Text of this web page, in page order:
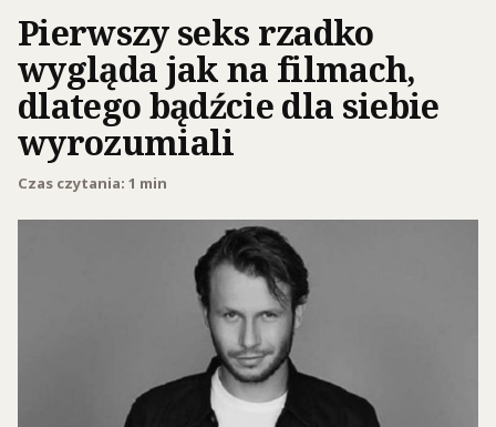
Pierwszy seks rzadko
wygląda jak na filmach,
dlatego bądźcie dla siebie
wyrozumiali
Czas czytania: 1 min